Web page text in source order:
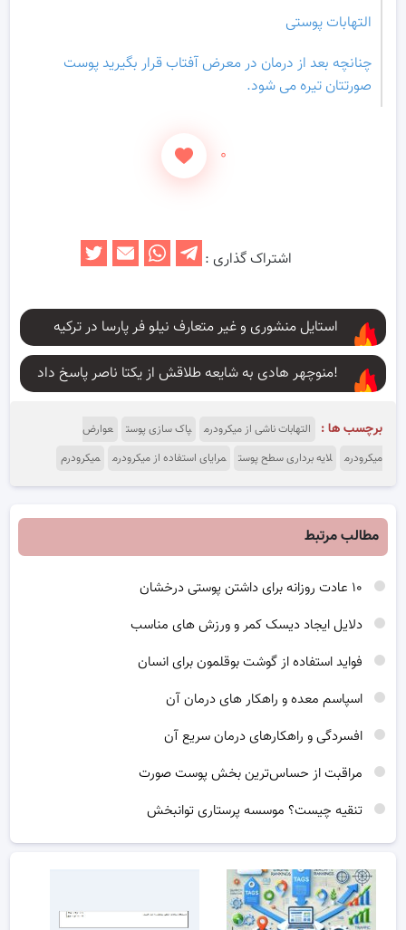
التهابات پوستی
چنانچه بعد از درمان در معرض آفتاب قرار بگیرید پوست
صورتتان تیره می شود.
۰
اشتراک گذاری :
استایل منشوری و غیر متعارف نیلو فر پارسا در ترکیه
منوچهر هادی به شایعه طلاقش از یکتا ناصر پاسخ داد!
برچسب ها : التهابات ناشی از میکرودرم پاک سازی پوست
عوارض
میکرودرم
لایه برداری سطح پوست مرایای استفاده از میکرودرم میکرودرم
مطالب مرتبط
دلایل ایجاد دیسک کمر و ورزش های مناسب
فواید استفاده از گوشت بوقلمون برای انسان
اسپاسم معده و راهکار های درمان آن
افسردگی و راهکارهای درمان سریع آن
مراقبت از حساس‌ترین بخش پوست صورت
تنقیه چیست؟ موسسه پرستاری توانبخش